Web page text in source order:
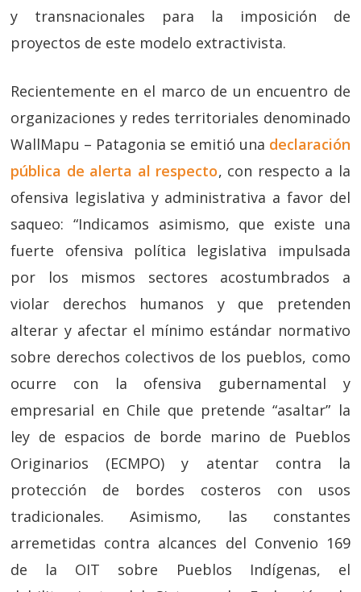
y transnacionales para la imposición de
proyectos de este modelo extractivista.
Recientemente en el marco de un encuentro de
organizaciones y redes territoriales denominado
WallMapu – Patagonia se emitió una declaración
pública de alerta al respecto, con respecto a la
ofensiva legislativa y administrativa a favor del
saqueo: “Indicamos asimismo, que existe una
fuerte ofensiva política legislativa impulsada
por los mismos sectores acostumbrados a
violar derechos humanos y que pretenden
alterar y afectar el mínimo estándar normativo
sobre derechos colectivos de los pueblos, como
ocurre con la ofensiva gubernamental y
empresarial en Chile que pretende “asaltar” la
ley de espacios de borde marino de Pueblos
Originarios (ECMPO) y atentar contra la
protección de bordes costeros con usos
tradicionales. Asimismo, las constantes
arremetidas contra alcances del Convenio 169
de la OIT sobre Pueblos Indígenas, el